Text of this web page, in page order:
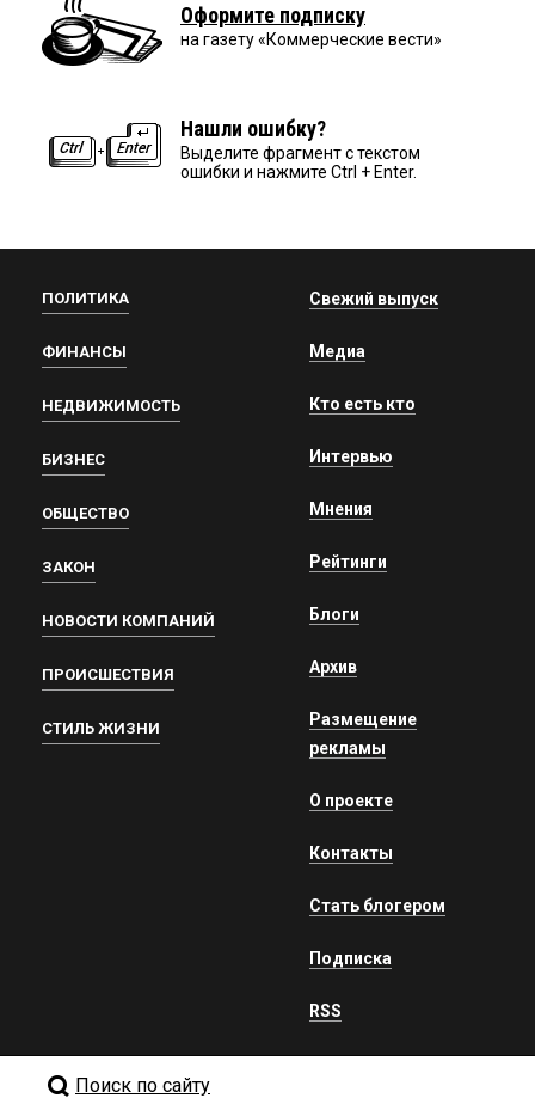
Оформите подписку
на газету «Коммерческие вести»
Нашли ошибку?
Выделите фрагмент с текстом
ошибки и нажмите Ctrl + Enter.
ПОЛИТИКА
ФИНАНСЫ
НЕДВИЖИМОСТЬ
БИЗНЕС
ОБЩЕСТВО
ЗАКОН
НОВОСТИ КОМПАНИЙ
ПРОИСШЕСТВИЯ
СТИЛЬ ЖИЗНИ
Свежий выпуск
Медиа
Кто есть кто
Интервью
Мнения
Рейтинги
Блоги
Архив
Размещение
рекламы
О проекте
Контакты
Стать блогером
Подписка
RSS
Поиск по сайту